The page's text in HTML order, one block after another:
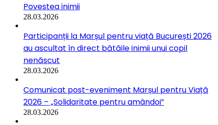
Povestea inimii
28.03.2026
Participanții la Marșul pentru viață București 2026
au ascultat în direct bătăile inimii unui copil
nenăscut
28.03.2026
Comunicat post-eveniment Marșul pentru Viață
2026 – „Solidaritate pentru amândoi”
28.03.2026